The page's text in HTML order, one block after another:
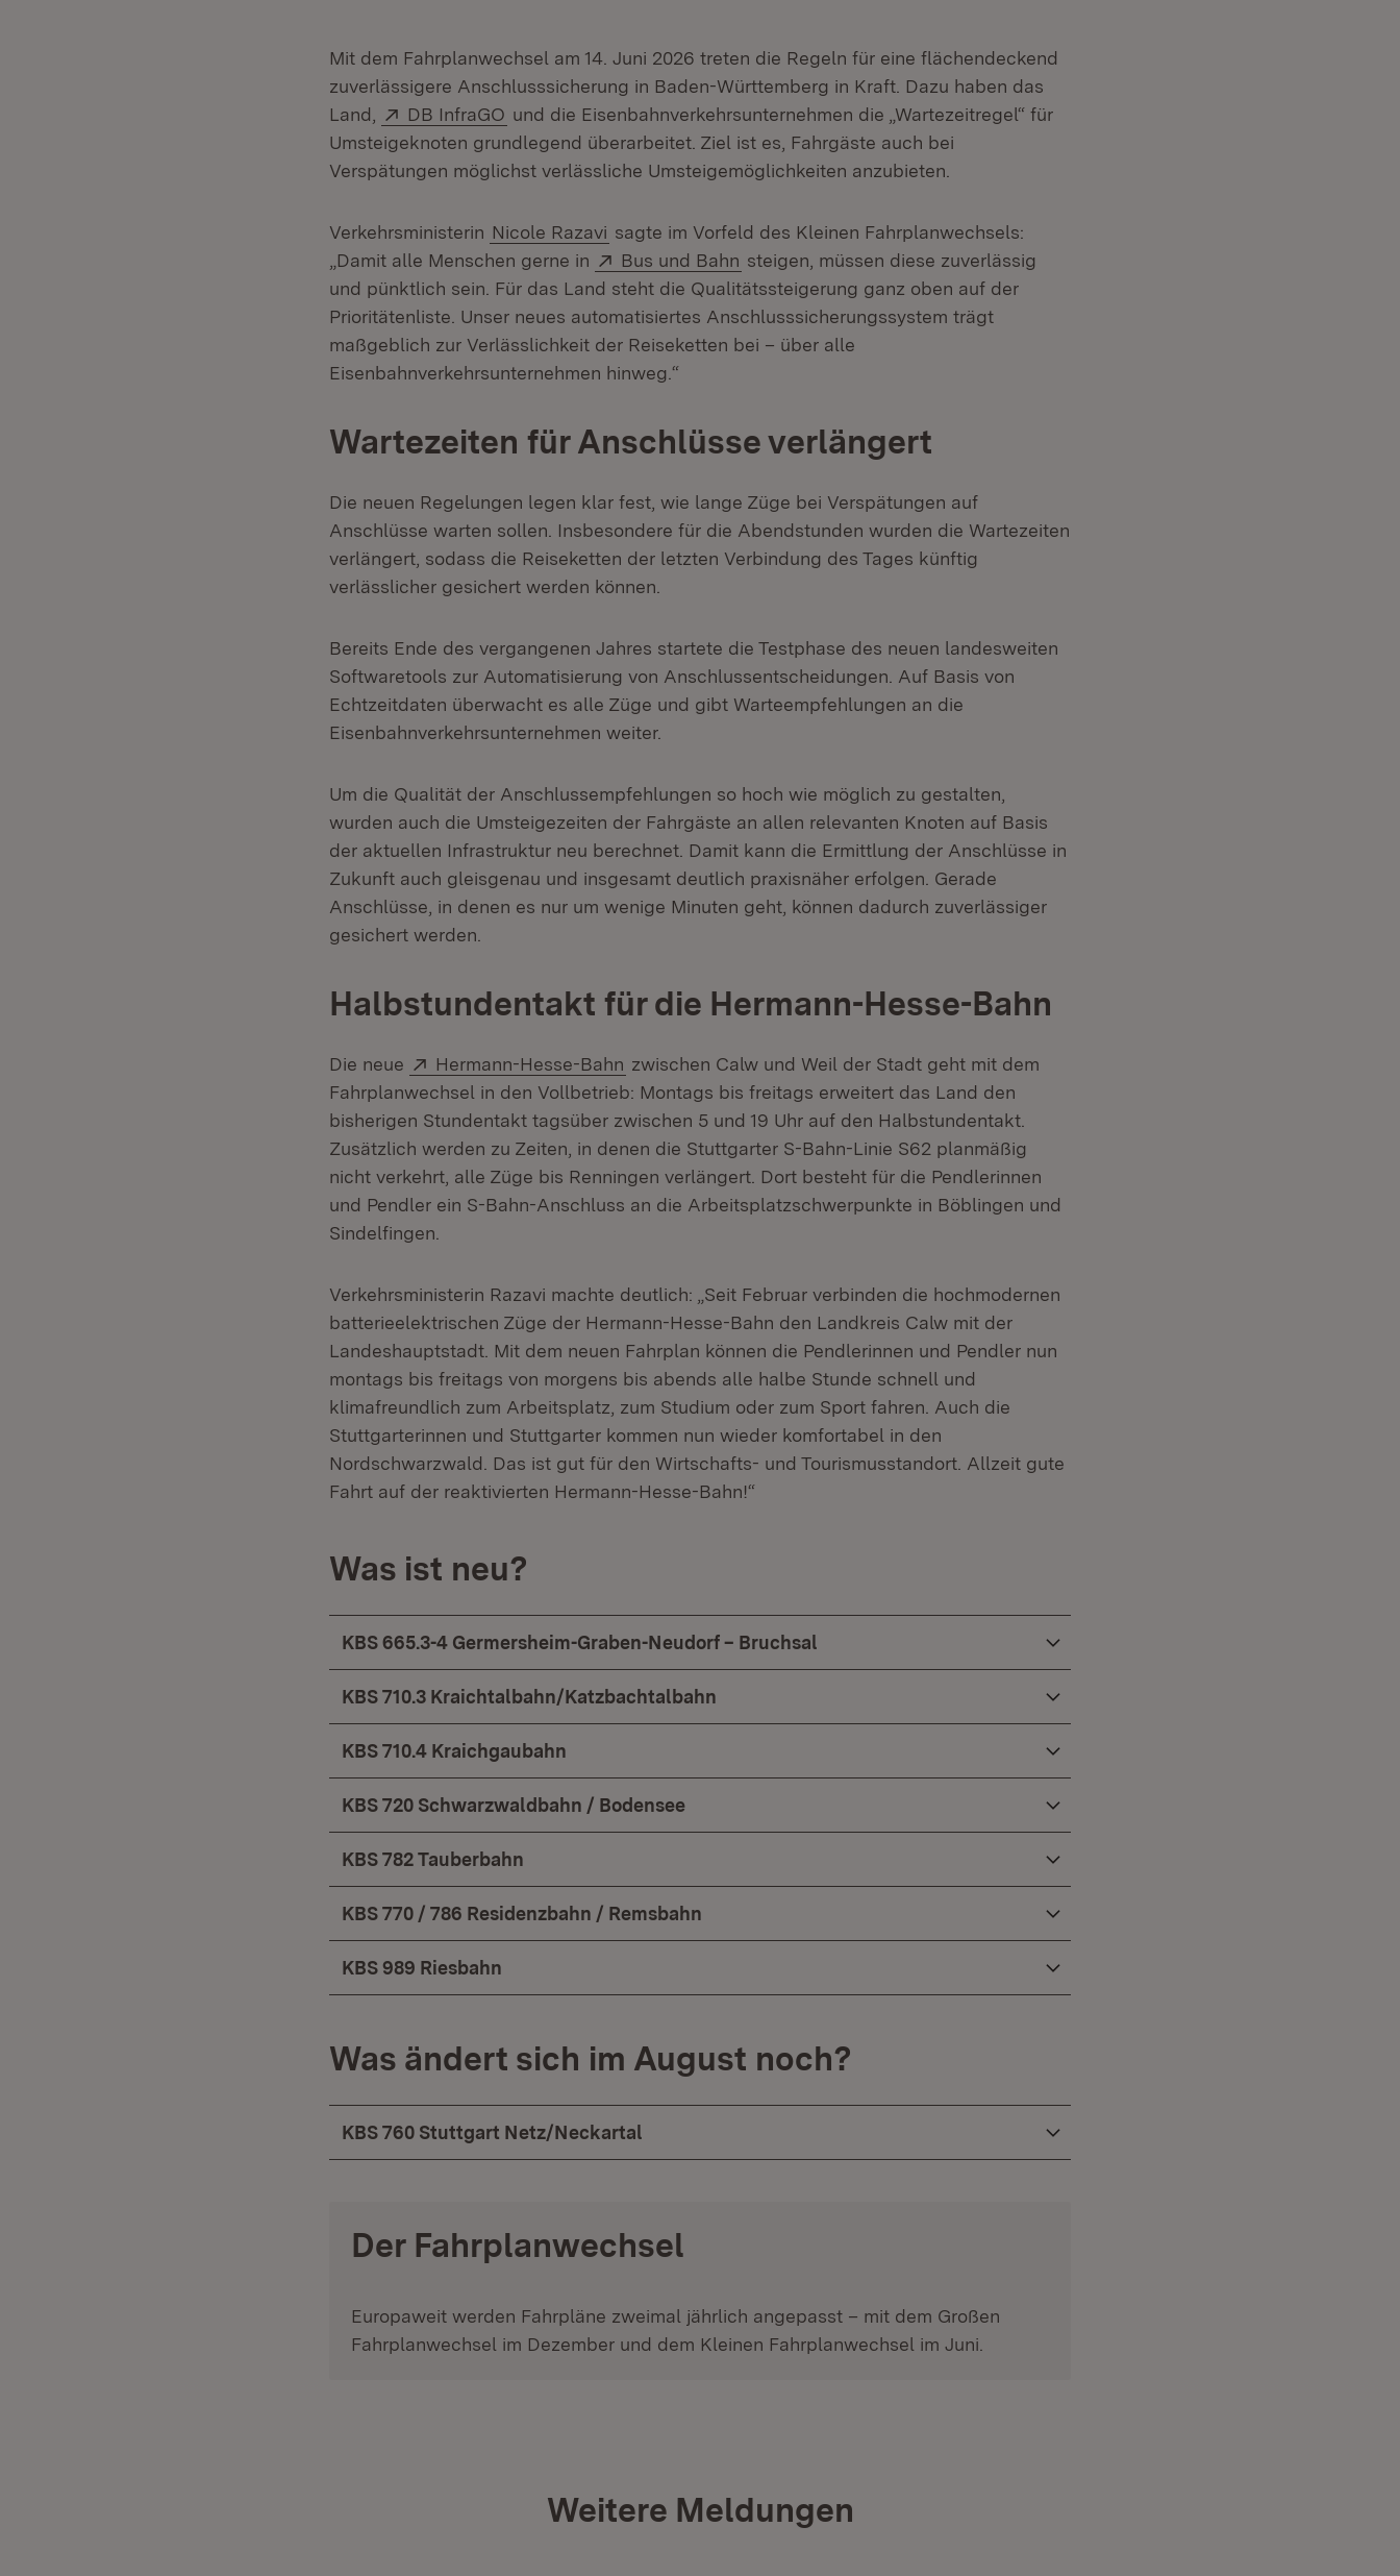
Mit dem Fahrplanwechsel am 14. Juni 2026 treten die Regeln für eine flächendeckend
zuverlässigere Anschlusssicherung in Baden-Württemberg in Kraft. Dazu haben das
Land,
Extern:
DB InfraGO (Öffnet in neuem Fenster)
und die Eisenbahnverkehrsunternehmen die „Wartezeitregel“ für
Umsteigeknoten grundlegend überarbeitet. Ziel ist es, Fahrgäste auch bei
Verspätungen möglichst verlässliche Umsteigemöglichkeiten anzubieten.
Verkehrsministerin Nicole Razavi sagte im Vorfeld des Kleinen Fahrplanwechsels:
„Damit alle Menschen gerne in
Extern:
Bus und Bahn (Öffnet in neuem Fenster)
steigen, müssen diese zuverlässig
und pünktlich sein. Für das Land steht die Qualitätssteigerung ganz oben auf der
Prioritätenliste. Unser neues automatisiertes Anschlusssicherungssystem trägt
maßgeblich zur Verlässlichkeit der Reiseketten bei – über alle
Eisenbahnverkehrsunternehmen hinweg.“
Wartezeiten für Anschlüsse verlängert
Die neuen Regelungen legen klar fest, wie lange Züge bei Verspätungen auf
Anschlüsse warten sollen. Insbesondere für die Abendstunden wurden die Wartezeiten
verlängert, sodass die Reiseketten der letzten Verbindung des Tages künftig
verlässlicher gesichert werden können.
Bereits Ende des vergangenen Jahres startete die Testphase des neuen landesweiten
Softwaretools zur Automatisierung von Anschlussentscheidungen. Auf Basis von
Echtzeitdaten überwacht es alle Züge und gibt Warteempfehlungen an die
Eisenbahnverkehrsunternehmen weiter.
Um die Qualität der Anschlussempfehlungen so hoch wie möglich zu gestalten,
wurden auch die Umsteigezeiten der Fahrgäste an allen relevanten Knoten auf Basis
der aktuellen Infrastruktur neu berechnet. Damit kann die Ermittlung der Anschlüsse in
Zukunft auch gleisgenau und insgesamt deutlich praxisnäher erfolgen. Gerade
Anschlüsse, in denen es nur um wenige Minuten geht, können dadurch zuverlässiger
gesichert werden.
Halbstundentakt für die Hermann-Hesse-Bahn
Die neue Extern:
Hermann-Hesse-Bahn (Öffnet in neuem Fenster)
zwischen Calw und Weil der Stadt geht mit dem
Fahrplanwechsel in den Vollbetrieb: Montags bis freitags erweitert das Land den
bisherigen Stundentakt tagsüber zwischen 5 und 19 Uhr auf den Halbstundentakt.
Zusätzlich werden zu Zeiten, in denen die Stuttgarter S-Bahn-Linie S62 planmäßig
nicht verkehrt, alle Züge bis Renningen verlängert. Dort besteht für die Pendlerinnen
und Pendler ein S-Bahn-Anschluss an die Arbeitsplatzschwerpunkte in Böblingen und
Sindelfingen.
Verkehrsministerin Razavi machte deutlich: „Seit Februar verbinden die hochmodernen
batterieelektrischen Züge der Hermann-Hesse-Bahn den Landkreis Calw mit der
Landeshauptstadt. Mit dem neuen Fahrplan können die Pendlerinnen und Pendler nun
montags bis freitags von morgens bis abends alle halbe Stunde schnell und
klimafreundlich zum Arbeitsplatz, zum Studium oder zum Sport fahren. Auch die
Stuttgarterinnen und Stuttgarter kommen nun wieder komfortabel in den
Nordschwarzwald. Das ist gut für den Wirtschafts- und Tourismusstandort. Allzeit gute
Fahrt auf der reaktivierten Hermann-Hesse-Bahn!“
Was ist neu?
KBS 665.3-4 Germersheim-Graben-Neudorf – Bruchsal
KBS 710.3 Kraichtalbahn/Katzbachtalbahn
KBS 710.4 Kraichgaubahn
KBS 720 Schwarzwaldbahn / Bodensee
KBS 782 Tauberbahn
KBS 770 / 786 Residenzbahn / Remsbahn
KBS 989 Riesbahn
Was ändert sich im August noch?
KBS 760 Stuttgart Netz/Neckartal
Der Fahrplanwechsel
Europaweit werden Fahrpläne zweimal jährlich angepasst – mit dem Großen
Fahrplanwechsel im Dezember und dem Kleinen Fahrplanwechsel im Juni.
Weitere Meldungen